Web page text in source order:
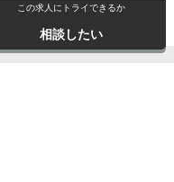
この求人にトライできるか
相談したい